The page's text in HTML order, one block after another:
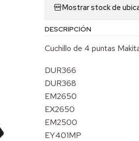
Mostrar stock de
DESCRIPCIÓN
Cuchillo de 4 puntas
DUR366
DUR368
EM2650
EX2650
EM2500
EY401MP